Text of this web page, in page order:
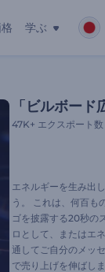
学ぶ
「ビルボー
47K+ エクスポート数
エネルギーを生み出
う。 これは、何百も
ゴを披露する20秒の
ロとして、またはエ
通してご自分のメッ
で売り上げを伸ばし